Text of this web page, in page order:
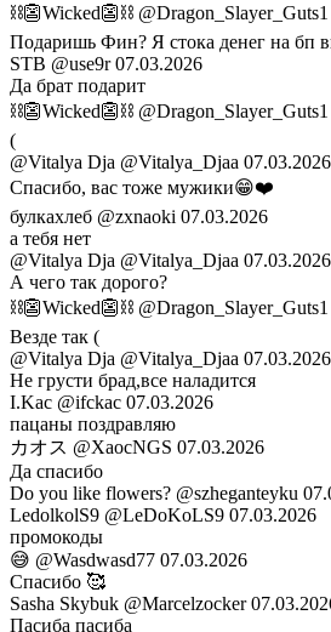
⛓️👺Wicked👺⛓️ @Dragon_Slayer_Guts1
Подаришь Фин? Я стока денег на бп
STB @use9r 07.03.2026
Да брат подарит
⛓️👺Wicked👺⛓️ @Dragon_Slayer_Guts1
(
@Vitalya Dja @Vitalya_Djaa 07.03.2026
Спасибо, вас тоже мужики😁❤️
булкахлеб @zxnaoki 07.03.2026
а тебя нет
@Vitalya Dja @Vitalya_Djaa 07.03.2026
А чего так дорого?
⛓️👺Wicked👺⛓️ @Dragon_Slayer_Guts1
Везде так (
@Vitalya Dja @Vitalya_Djaa 07.03.2026
Не грусти брад,все наладится
I.Kac @ifckac 07.03.2026
пацаны поздравляю
カオス @XaocNGS 07.03.2026
Да спасибо
Do you like flowers? @szheganteyku
LedolkolS9 @LeDoKoLS9 07.03.2026
промокоды
😅 @Wasdwasd77 07.03.2026
Спасибо 🥰
Sasha Skybuk @Marcelzocker
Пасиба пасиба